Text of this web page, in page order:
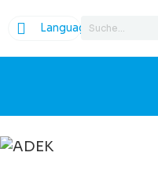
Language